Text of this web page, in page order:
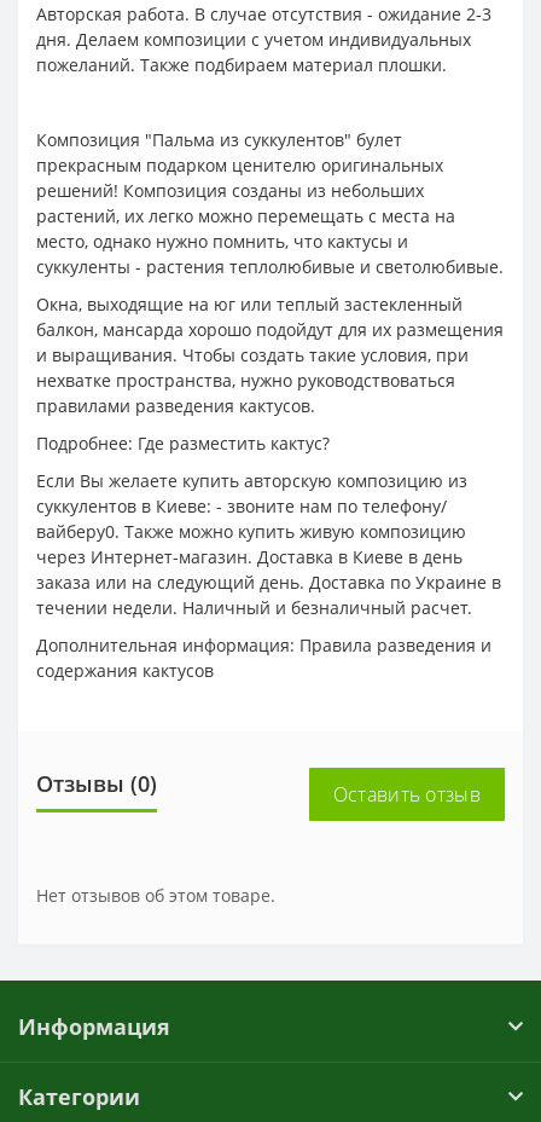
Авторская работа. В случае отсутствия - ожидание 2-3
дня. Делаем композиции с учетом индивидуальных
пожеланий. Также подбираем материал плошки.
Композиция "Пальма из суккулентов" булет
прекрасным подарком ценителю оригинальных
решений! Композиция созданы из небольших
растений, их легко можно перемещать с места на
место, однако нужно помнить, что кактусы и
суккуленты - растения теплолюбивые и светолюбивые.
Окна, выходящие на юг или теплый застекленный
балкон, мансарда хорошо подойдут для их размещения
и выращивания. Чтобы создать такие условия, при
нехватке пространства, нужно руководствоваться
правилами разведения кактусов.
Подробнее: Где разместить кактус?
Если Вы желаете купить авторскую композицию из
суккулентов в Киеве: - звоните нам по телефону/
вайберу0. Также можно купить живую композицию
через Интернет-магазин. Доставка в Киеве в день
заказа или на следующий день. Доставка по Украине в
течении недели. Наличный и безналичный расчет.
Дополнительная информация: Правила разведения и
содержания кактусов
Отзывы (0) Оставить отзыв
Нет отзывов об этом товаре.
Информация
Категории